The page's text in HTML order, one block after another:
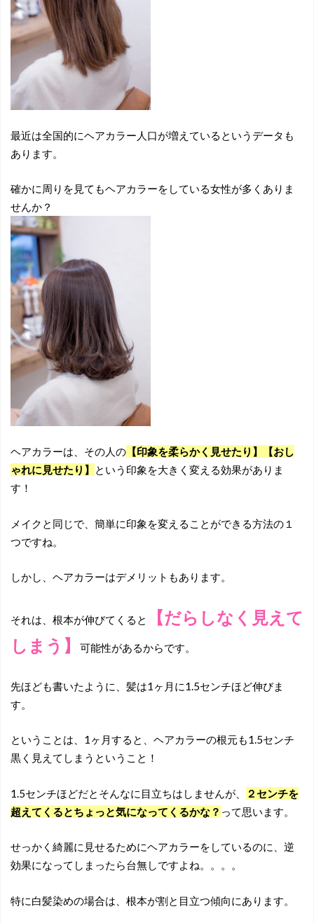
最近は全国的にヘアカラー人口が増えているというデータも
あります。
確かに周りを見てもヘアカラーをしている女性が多くありま
せんか？
ヘアカラーは、その人の【印象を柔らかく見せたり】【おし
ゃれに見せたり】
という印象を大きく変える効果がありま
す！
メイクと同じで、簡単に印象を変えることができる方法の１
つですね。
しかし、ヘアカラーはデメリットもあります。
それは、根本が伸びてくると
【だらしなく見えて
しまう】
可能性があるからです。
先ほども書いたように、髪は1ヶ月に1.5センチほど伸びま
す。
ということは、1ヶ月すると、ヘアカラーの根元も1.5センチ
黒く見えてしまうということ！
1.5センチほどだとそんなに目立ちはしませんが、
２センチを
超えてくるとちょっと気になってくるかな？ って思います。
せっかく綺麗に見せるためにヘアカラーをしているのに、逆
効果になってしまったら台無しですよね。。。。
特に白髪染めの場合は、根本が割と目立つ傾向にあります。